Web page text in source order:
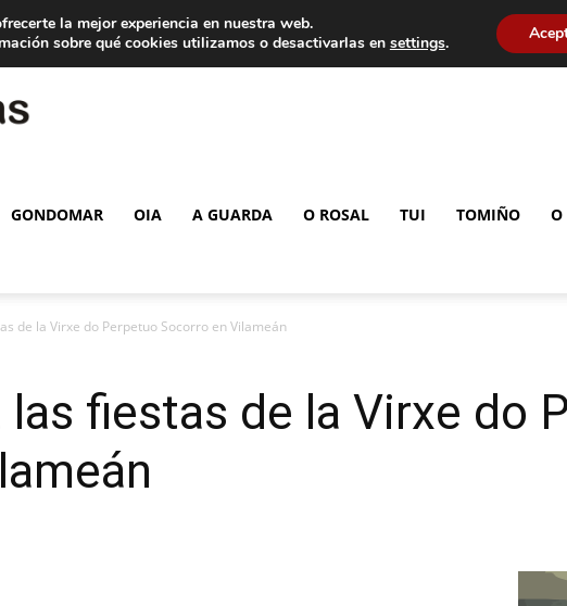
GONDOMAR OIA A GUARDA O ROSAL TUI TOMIÑO O
de la Virxe do Perpetuo Socorro en Vilameán
las fiestas de la Virxe do
la mejor experiencia en nuestra web.
sobre qué cookies utilizamos o desactivarlas en settings.